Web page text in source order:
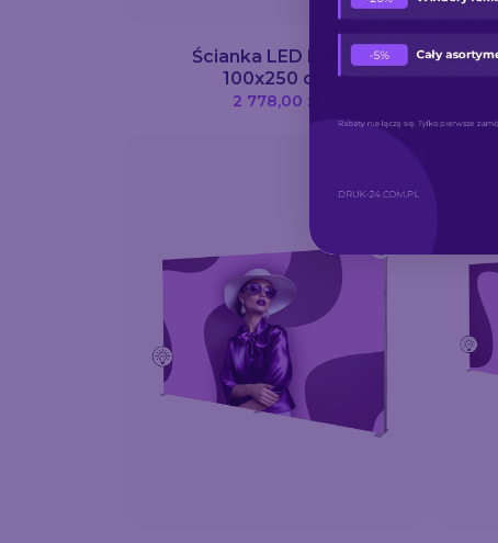
Ścianka LED Lumix
100x250 cm
2 778,00 zł